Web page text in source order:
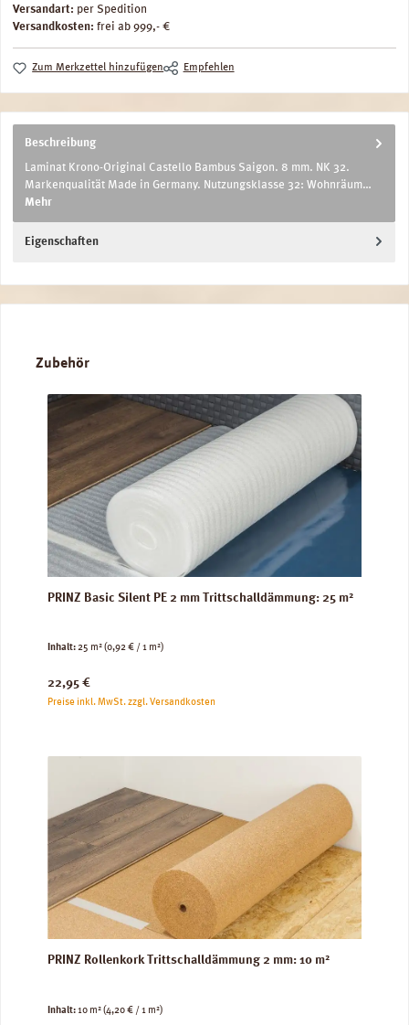
Versandart: per Spedition
Versandkosten: frei ab 999,- €
Zum Merkzettel hinzufügen Empfehlen
Beschreibung
Laminat Krono-Original Castello Bambus Saigon. 8 mm. NK 32.
Markenqualität Made in Germany. Nutzungsklasse 32: Wohnräum…
Mehr
Eigenschaften
Produktgalerie überspringen
Zubehör
PRINZ Basic Silent PE 2 mm Trittschalldämmung: 25 m²
Inhalt:25 m²(0,92 € / 1 m²)
Regulärer Preis:
22,95 €
Preise inkl. MwSt. zzgl. Versandkosten
PRINZ Rollenkork Trittschalldämmung 2 mm: 10 m²
Inhalt:10 m²(4,20 € / 1 m²)